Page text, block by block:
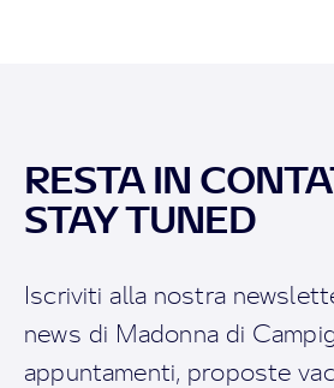
RESTA IN
STAY TUNED
Iscriviti alla nostra
news di Madonna di
appuntamenti, proposte